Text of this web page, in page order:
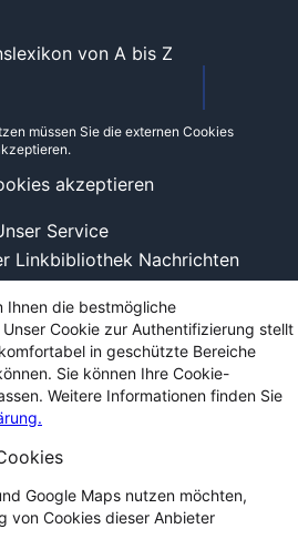
Service
Linkbibliothek Nachrichten
von A bis Z
müssen Sie die externen Cookies
akzeptieren
Ihnen die bestmögliche
Cookie zur Authentifizierung stellt
in geschützte Bereiche
Sie können Ihre Cookie-
Weitere Informationen finden Sie
Google Maps nutzen möchten,
von Cookies dieser Anbieter